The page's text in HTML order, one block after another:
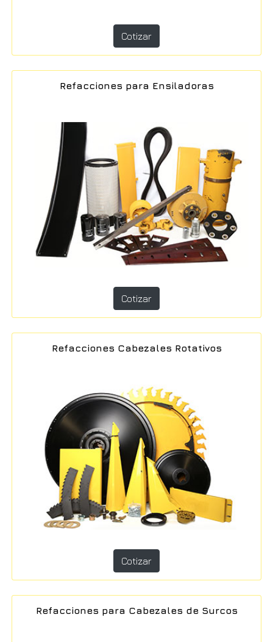
Cotizar
Refacciones para Ensiladoras
Cotizar
Refacciones Cabezales Rotativos
Cotizar
Refacciones para Cabezales de Surcos